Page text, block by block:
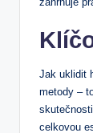
Jak uklidit
metody –
celkovou